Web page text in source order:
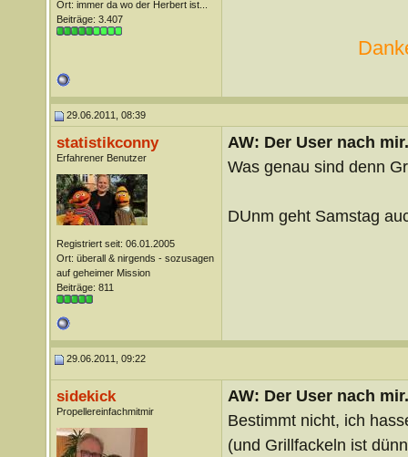
Ort: immer da wo der Herbert ist...
Beiträge: 3.407
29.06.2011, 08:39
statistikconny
Erfahrener Benutzer
Registriert seit: 06.01.2005
Ort: überall & nirgends - sozusagen
auf geheimer Mission
Beiträge: 811
AW: Der User nach
Was genau sind denn
DUnm geht Samstag
29.06.2011, 09:22
sidekick
Propellereinfachmitmir
AW: Der User nach
Bestimmt nicht, ich
(und Grillfackeln ist